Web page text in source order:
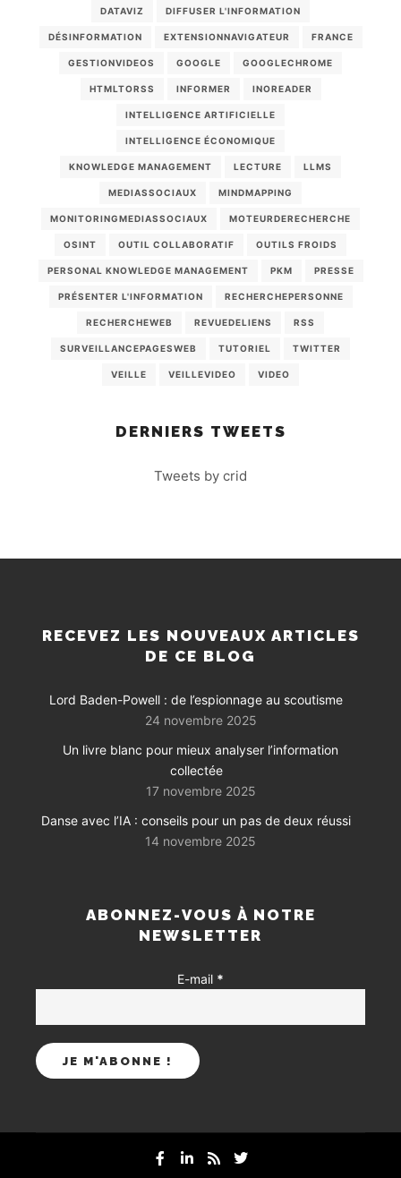
DATAVIZ DIFFUSER L'INFORMATION
DÉSINFORMATION EXTENSIONNAVIGATEUR FRANCE
GESTIONVIDEOS GOOGLE GOOGLECHROME
HTMLTORSS INFORMER INOREADER
INTELLIGENCE ARTIFICIELLE
INTELLIGENCE ÉCONOMIQUE
KNOWLEDGE MANAGEMENT LECTURE LLMS
MEDIASSOCIAUX MINDMAPPING
MONITORINGMEDIASSOCIAUX MOTEURDERECHERCHE
OSINT OUTIL COLLABORATIF OUTILS FROIDS
PERSONAL KNOWLEDGE MANAGEMENT PKM PRESSE
PRÉSENTER L'INFORMATION RECHERCHEPERSONNE
RECHERCHEWEB REVUEDELIENS RSS
SURVEILLANCEPAGESWEB TUTORIEL TWITTER
VEILLE VEILLEVIDEO VIDEO
DERNIERS TWEETS
Tweets by crid
RECEVEZ LES NOUVEAUX ARTICLES
DE CE BLOG
Lord Baden-Powell : de l’espionnage au scoutisme
24 novembre 2025
Un livre blanc pour mieux analyser l’information
collectée
17 novembre 2025
Danse avec l’IA : conseils pour un pas de deux réussi
14 novembre 2025
ABONNEZ-VOUS À NOTRE
NEWSLETTER
E-mail *